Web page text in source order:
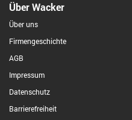
Über Wacker
Über uns
Firmengeschichte
AGB
Impressum
Datenschutz
Barrierefreiheit